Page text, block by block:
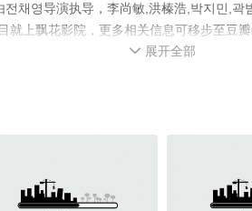
채영导演执导，李尚敏,洪榛浩,박지민,곽
上飘花影院，更多相关信息可移步至豆
 展开全部